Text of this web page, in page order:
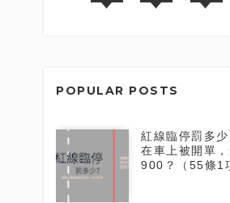
POPULAR POSTS
紅線臨停罰多
在車上被開單
900？（55條1